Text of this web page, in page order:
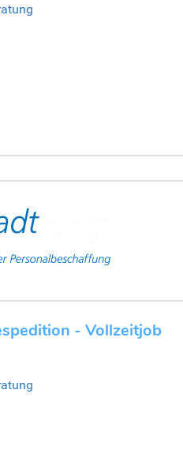
- Vollzeitjob